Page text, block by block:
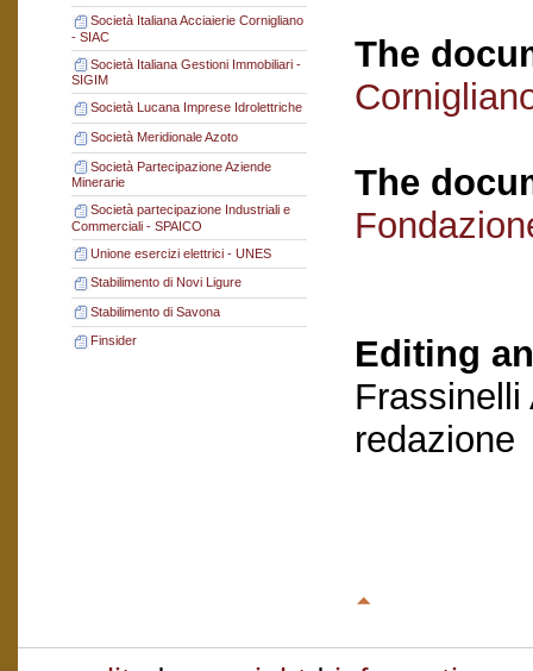
Società Italiana Acciaierie Cornigliano
- SIAC
Società Italiana Gestioni Immobiliari -
SIGIM
Società Lucana Imprese Idrolettriche
Società Meridionale Azoto
Società Partecipazione Aziende
Minerarie
Società partecipazione Industriali e
Commerciali - SPAICO
Unione esercizi elettrici - UNES
Stabilimento di Novi Ligure
Stabilimento di Savona
Finsider
The
The
Editing
Frassinelli
redazione